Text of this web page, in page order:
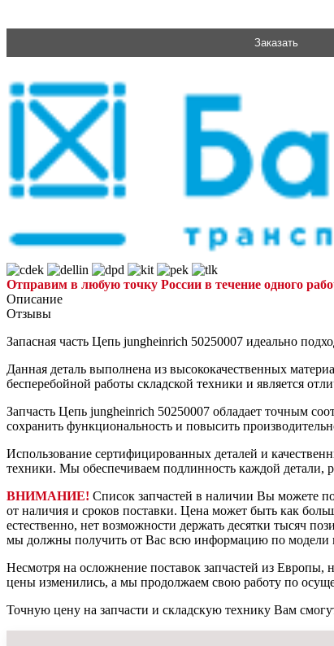
Заказать
Отправим в любую точку России в течение одного
Описание
Отзывы
Запасная часть Цепь jungheinrich 50250007 идеально
Данная деталь выполнена из высококачественных
бесперебойной работы складской техники и является
Запчасть Цепь jungheinrich 50250007 обладает точным
сохранить функциональность и повысить
Использование сертифицированных деталей и
техники. Мы обеспечиваем подлинность каждой детали,
ВНИМАНИЕ! Список запчастей в наличии Вы можете
от наличия и сроков поставки. Цена может быть как
естественно, нет возможности держать десятки тысяч
мы должны получить от Вас всю информацию по модели
Несмотря на осложнение поставок запчастей из Европы,
цены изменились, а мы продолжаем свою работу по
Точную цену на запчасти и складскую технику Вам